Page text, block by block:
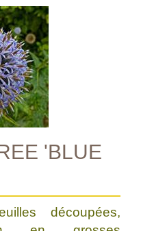
'BLUE
découpées,